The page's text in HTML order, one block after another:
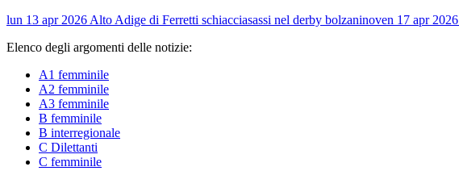
lun 13 apr 2026 Alto Adige di Ferretti schiacciasassi nel derby bolzaninoven 17 apr 2026
Elenco degli argomenti delle notizie:
A1 femminile
A2 femminile
A3 femminile
B femminile
B interregionale
C Dilettanti
C femminile